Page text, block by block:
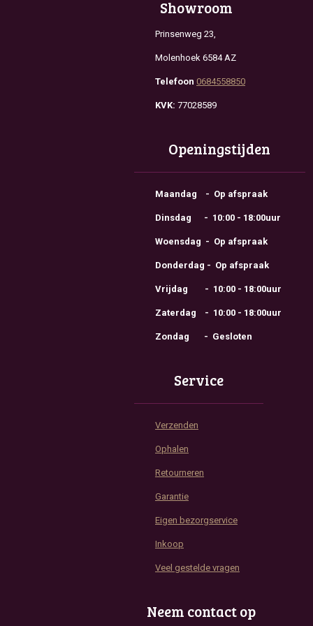
Showroom
Prinsenweg 23,
Molenhoek 6584 AZ
Telefoon 0684558850
KVK: 77028589
Openingstijden
Maandag - Op afspraak
Dinsdag - 10:00 - 18:00uur
Woensdag - Op afspraak
Donderdag - Op afspraak
Vrijdag - 10:00 - 18:00uur
Zaterdag - 10:00 - 18:00uur
Zondag - Gesloten
Service
Verzenden
Ophalen
Retourneren
Garantie
Eigen bezorgservice
Inkoop
Veel gestelde vragen
Neem contact op